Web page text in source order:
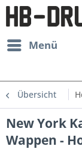
Menü
Übersicht
New York
Wappen -